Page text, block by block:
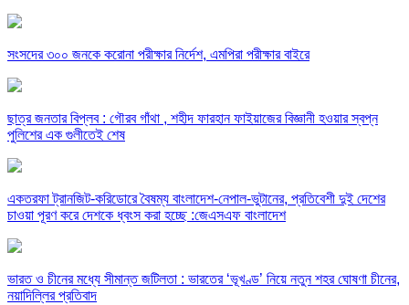
সংসদের ৩০০ জনকে করোনা পরীক্ষার নির্দেশ, এমপিরা পরীক্ষার বাইরে
ছাত্র জনতার বিপ্লব : গৌরব গাঁথা , শহীদ ফারহান ফাইয়াজের বিজ্ঞানী হওয়ার স্বপ্ন
পুলিশের এক গুলীতেই শেষ
একতরফা ট্রানজিট-করিডোরে বৈষম্য বাংলাদেশ-নেপাল-ভুটানের, প্রতিবেশী দুই দেশের
চাওয়া পূরণ করে দেশকে ধ্বংস করা হচ্ছে :জেএসএফ বাংলাদেশ
ভারত ও চীনের মধ্যে সীমান্ত জটিলতা : ভারতের ‘ভূখণ্ড’ নিয়ে নতুন শহর ঘোষণা চীনের,
নয়াদিল্লির প্রতিবাদ